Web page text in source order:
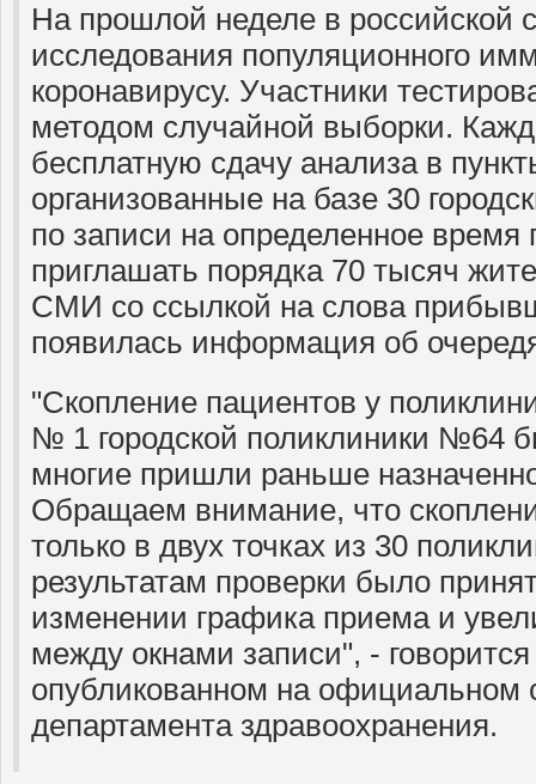
На прошлой неделе в российской
исследования популяционного
коронавирусу. Участники
методом случайной выборки.
бесплатную сдачу анализа в
организованные на базе 30
по записи на определенное время
приглашать порядка 70 тысяч
СМИ со ссылкой на слова
появилась информация об
"Скопление пациентов у
№ 1 городской поликлиники №64
многие пришли раньше
Обращаем внимание, что
только в двух точках из 30
результатам проверки было
изменении графика приема и
между окнами записи", -
опубликованном на официальном
департамента здравоохранения.